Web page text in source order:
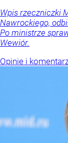
Wpis rzeczniczki
Nawrockiego,
Po ministrze
Wewiór.
Opinie i